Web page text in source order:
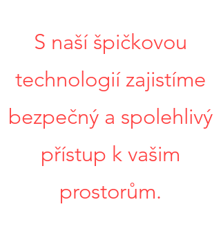
S naší špičkovou
technologií zajistíme
bezpečný a spolehlivý
přístup k vašim
prostorům.